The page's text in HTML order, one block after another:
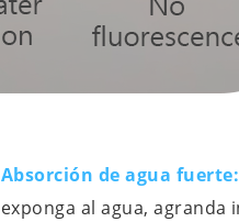
Absorción de agua fuerte:
exponga al agua,